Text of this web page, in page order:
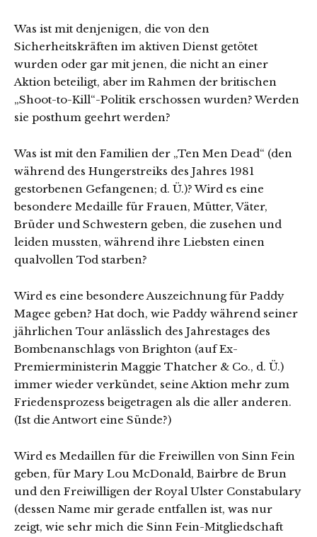
Was ist mit denjenigen, die von den
Sicherheitskräften im aktiven Dienst getötet
wurden oder gar mit jenen, die nicht an einer
Aktion beteiligt, aber im Rahmen der britischen
„Shoot-to-Kill“-Politik erschossen wurden? Werden
sie posthum geehrt werden?
Was ist mit den Familien der „Ten Men Dead“ (den
während des Hungerstreiks des Jahres 1981
gestorbenen Gefangenen; d. Ü.)? Wird es eine
besondere Medaille für Frauen, Mütter, Väter,
Brüder und Schwestern geben, die zusehen und
leiden mussten, während ihre Liebsten einen
qualvollen Tod starben?
Wird es eine besondere Auszeichnung für Paddy
Magee geben? Hat doch, wie Paddy während seiner
jährlichen Tour anlässlich des Jahrestages des
Bombenanschlags von Brighton (auf Ex-
Premierministerin Maggie Thatcher & Co., d. Ü.)
immer wieder verkündet, seine Aktion mehr zum
Friedensprozess beigetragen als die aller anderen.
(Ist die Antwort eine Sünde?)
Wird es Medaillen für die Freiwillen von Sinn Fein
geben, für Mary Lou McDonald, Bairbre de Brun
und den Freiwilligen der Royal Ulster Constabulary
(dessen Name mir gerade entfallen ist, was nur
zeigt, wie sehr mich die Sinn Fein-Mitgliedschaft